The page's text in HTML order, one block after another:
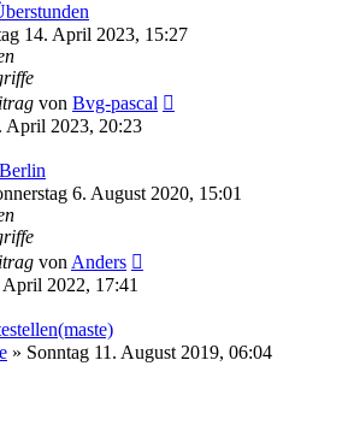
14. April 2023, 15:27
von Bvg-pascal
April 2023, 20:23
6. August 2020, 15:01
vonAnders
2022, 17:41
» Sonntag 11. August 2019, 06:04